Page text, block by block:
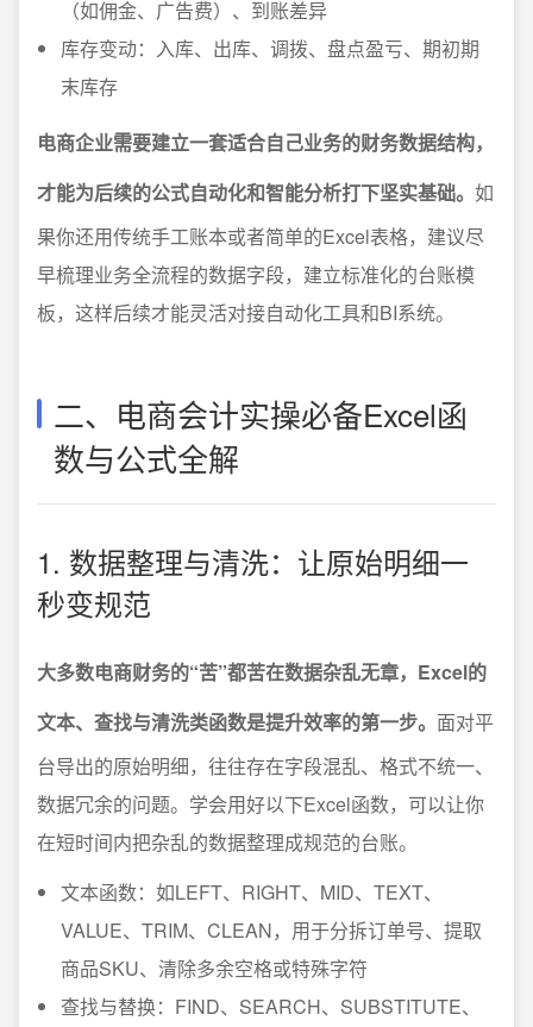
（如佣金、广告费）、到账差异
库存变动：入库、出库、调拨、盘点盈亏、期初期
末库存
电商企业需要建立一套适合自己业务的财务数据结构，
才能为后续的公式自动化和智能分析打下坚实基础。 如
果你还用传统手工账本或者简单的Excel表格，建议尽
早梳理业务全流程的数据字段，建立标准化的台账模
板，这样后续才能灵活对接自动化工具和BI系统。
二、电商会计实操必备Excel函
数与公式全解
1. 数据整理与清洗：让原始明细一
秒变规范
大多数电商财务的“苦”都苦在数据杂乱无章，Excel的
文本、查找与清洗类函数是提升效率的第一步。 面对平
台导出的原始明细，往往存在字段混乱、格式不统一、
数据冗余的问题。学会用好以下Excel函数，可以让你
在短时间内把杂乱的数据整理成规范的台账。
文本函数：如LEFT、RIGHT、MID、TEXT、
VALUE、TRIM、CLEAN，用于分拆订单号、提取
商品SKU、清除多余空格或特殊字符
查找与替换：FIND、SEARCH、SUBSTITUTE、